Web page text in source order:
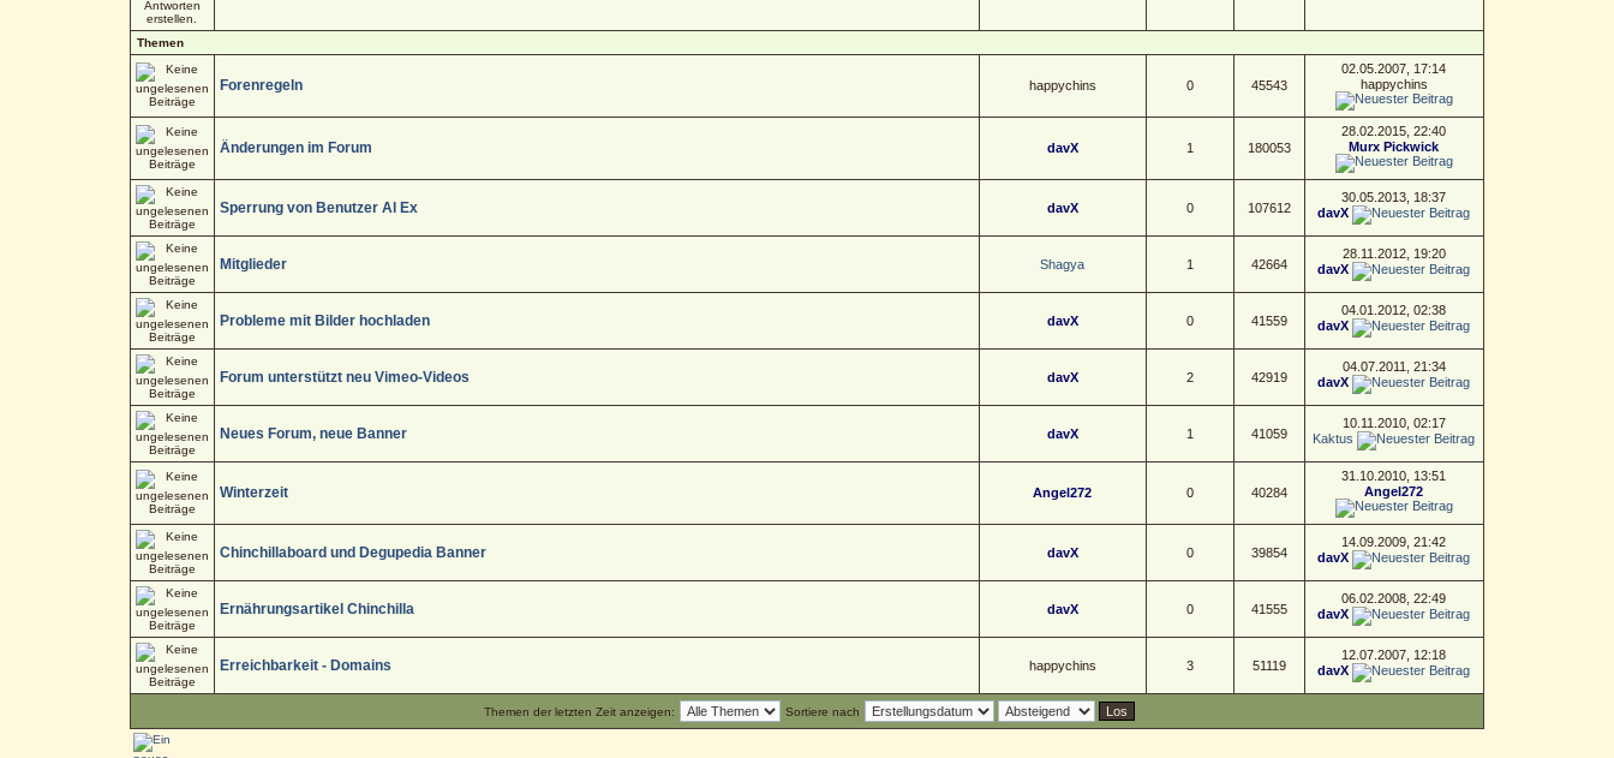
Themen
Forenregeln happychins 0 45543
02.05.2007, 17:14
happychins
Änderungen im Forum davX 1 180053
28.02.2015, 22:40
Murx Pickwick
Sperrung von Benutzer Al Ex davX 0 107612
30.05.2013, 18:37
davX
Mitglieder Shagya 1 42664
28.11.2012, 19:20
davX
Probleme mit Bilder hochladen davX 0 41559
04.01.2012, 02:38
davX
Forum unterstützt neu Vimeo-Videos davX 2 42919
04.07.2011, 21:34
davX
Neues Forum, neue Banner davX 1 41059
10.11.2010, 02:17
Kaktus
Winterzeit Angel272 0 40284
31.10.2010, 13:51
Angel272
Chinchillaboard und Degupedia Banner davX 0 39854
14.09.2009, 21:42
davX
Ernährungsartikel Chinchilla davX 0 41555
06.02.2008, 22:49
davX
Erreichbarkeit - Domains happychins 3 51119
12.07.2007, 12:18
davX
Themen der letzten Zeit anzeigen: Sortiere nach